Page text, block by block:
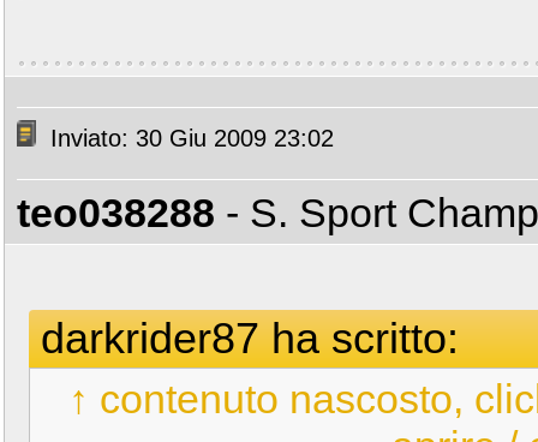
Inviato: 30 Giu 2009 23:02
teo038288 - S. Sport
darkrider87 ha scritto:
↑ contenuto nascosto,